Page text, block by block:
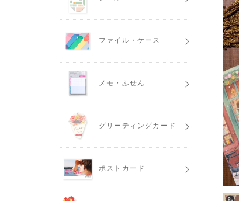
ファイル・ケース
メモ・ふせん
グリーティングカード
ポストカード